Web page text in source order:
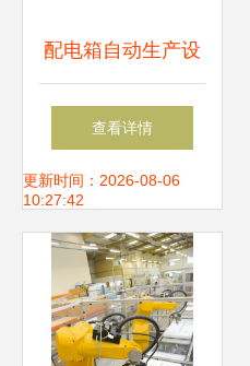
配电箱自动生产设
备 技术革新引领制
造业升级
查看详情
更新时间：2026-08-06
10:27:42